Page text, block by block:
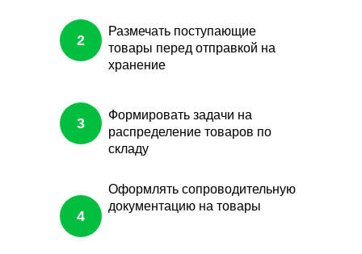
Размечать поступающие
товары перед отправкой на
хранение
Формировать задачи на
распределение товаров по
складу
2
Оформлять сопроводительную
документацию на товары
4
3